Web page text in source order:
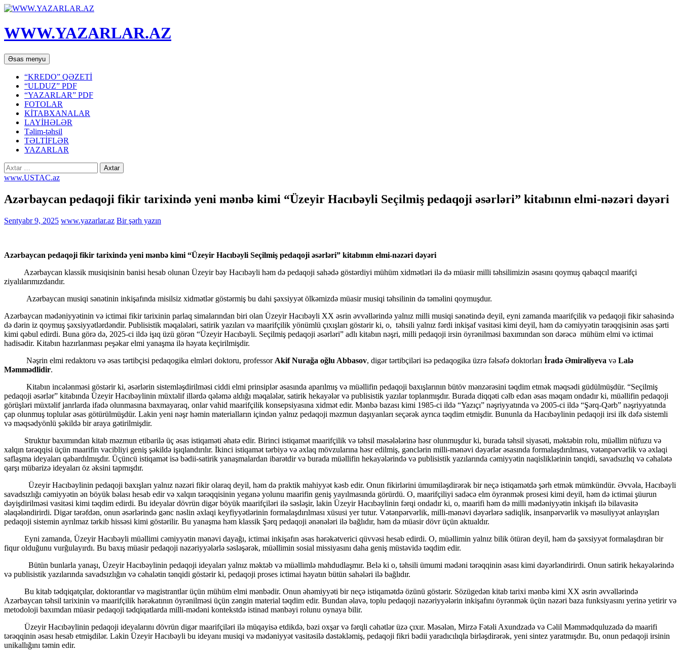
WWW.YAZARLAR.AZ
Axtar
Əsas menyu Mühtəviyyata
keç
“KREDO” QƏZETİ
“ULDUZ” PDF
“YAZARLAR” PDF
FOTOLAR
KİTABXANALAR
LAYİHƏLƏR
Təlim-təhsil
TƏLTİFLƏR
YAZARLAR
Axtarış:
www.USTAC.az
Azərbaycan pedaqoji fikir tarixində yeni mənbə kimi “Üzeyir Hacıbəyli Seçilmiş pedaqoji əsərləri” kitabının elmi-nəzəri dəyəri
Sentyabr 9, 2025 www.yazarlar.az Bir şərh yazın
Azərbaycan pedaqoji fikir tarixində yeni mənbə kimi “Üzeyir Hacıbəyli Seçilmiş pedaqoji əsərləri” kitabının elmi-nəzəri dəyəri
Azərbaycan klassik musiqisinin banisi hesab olunan Üzeyir bəy Hacıbəyli həm də pedaqoji sahədə göstərdiyi mühüm xidmətləri ilə də müasir milli təhsilimizin əsasını qoymuş qabaqcıl maarifçi
ziyalılarımızdandır.
Azərbaycan musiqi sənətinin inkişafında misilsiz xidmətlər göstərmiş bu dahi şəxsiyyət ölkəmizdə müasir musiqi təhsilinin də təməlini qoymuşdur.
Azərbaycan mədəniyyətinin və ictimai fikir tarixinin parlaq simalarından biri olan Üzeyir Hacıbəyli XX əsrin əvvəllərində yalnız milli musiqi sənətində deyil, eyni zamanda maarifçilik və pedaqoji fikir sahəsində
də dərin iz qoymuş şəxsiyyətlərdəndir. Publisistik məqalələri, satirik yazıları və maarifçilik yönümlü çıxışları göstərir ki, o, təhsili yalnız fərdi inkişaf vasitəsi kimi deyil, həm də cəmiyyətin tərəqqisinin əsas şərti
kimi qəbul edirdi. Buna görə də, 2025-ci ildə işıq üzü görən “Üzeyir Hacıbəyli. Seçilmiş pedaqoji əsərləri” adlı kitabın nəşri, milli pedaqoji irsin öyrənilməsi baxımından son dərəcə mühüm elmi və ictimai
hadisədir. Kitabın hazırlanması peşəkar elmi yanaşma ilə həyata keçirilmişdir.
Nəşrin elmi redaktoru və əsas tərtibçisi pedaqogika elmləri doktoru, professor Akif Nurağa oğlu Abbasov, digər tərtibçiləri isə pedaqogika üzrə fəlsəfə doktorları İradə Əmirəliyeva və Lalə
Məmmədlidir.
Kitabın incələnməsi göstərir ki, əsərlərin sistemləşdirilməsi ciddi elmi prinsiplər əsasında aparılmış və müəllifin pedaqoji baxışlarının bütöv mənzərəsini təqdim etmək məqsədi güdülmüşdür. “Seçilmiş
pedaqoji əsərlər” kitabında Üzeyir Hacıbəylinin müxtəlif illərdə qələmə aldığı məqalələr, satirik hekayələr və publisistik yazılar toplanmışdır. Burada diqqəti cəlb edən əsas məqam ondadır ki, müəllifin pedaqoji
görüşləri müxtəlif janrlarda ifadə olunmasına baxmayaraq, onlar vahid maarifçilik konsepsiyasına xidmət edir. Mənbə bazası kimi 1985-ci ildə “Yazıçı” nəşriyyatında və 2005-ci ildə “Şərq-Qərb” nəşriyyatında
çap olunmuş toplular əsas götürülmüşdür. Lakin yeni nəşr həmin materialların içindən yalnız pedaqoji məzmun daşıyanları seçərək ayrıca təqdim etmişdir. Bununla da Hacıbəylinin pedaqoji irsi ilk dəfə sistemli
və məqsədyönlü şəkildə bir araya gətirilmişdir.
Struktur baxımından kitab məzmun etibarilə üç əsas istiqaməti əhatə edir. Birinci istiqamət maarifçilik və təhsil məsələlərinə həsr olunmuşdur ki, burada təhsil siyasəti, məktəbin rolu, müəllim nüfuzu və
xalqın tərəqqisi üçün maarifin vacibliyi geniş şəkildə işıqlandırılır. İkinci istiqamət tərbiyə və əxlaq mövzularına həsr edilmiş, gənclərin milli-mənəvi dəyərlər əsasında formalaşdırılması, vətənpərvərlik və əxlaqi
saflaşma ideyaları qabardılmışdır. Üçüncü istiqamət isə bədii-satirik yanaşmalardan ibarətdir və burada müəllifin hekayələrində və publisistik yazılarında cəmiyyətin naqisliklərinin tənqidi, savadsızlıq və cəhalətə
qarşı mübarizə ideyaları öz əksini tapmışdır.
Üzeyir Hacıbəylinin pedaqoji baxışları yalnız nəzəri fikir olaraq deyil, həm də praktik mahiyyət kəsb edir. Onun fikirlərini ümumiləşdirərək bir neçə istiqamətdə şərh etmək mümkündür. Əvvəla, Hacıbəyli
savadsızlığı cəmiyyətin ən böyük bəlası hesab edir və xalqın tərəqqisinin yeganə yolunu maarifin geniş yayılmasında görürdü. O, maarifçiliyi sadəcə elm öyrənmək prosesi kimi deyil, həm də ictimai şüurun
dəyişdirilməsi vasitəsi kimi təqdim edirdi. Bu ideyalar dövrün digər böyük maarifçiləri ilə səsləşir, lakin Üzeyir Hacıbəylinin fərqi ondadır ki, o, maarifi həm də milli mədəniyyətin inkişafı ilə bilavasitə
əlaqələndirirdi. Digər tərəfdən, onun əsərlərində gənc nəslin əxlaqi keyfiyyətlərinin formalaşdırılması xüsusi yer tutur. Vətənpərvərlik, milli-mənəvi dəyərlərə sadiqlik, insanpərvərlik və məsuliyyət anlayışları
pedaqoji sistemin ayrılmaz tərkib hissəsi kimi göstərilir. Bu yanaşma həm klassik Şərq pedaqoji ənənələri ilə bağlıdır, həm də müasir dövr üçün aktualdır.
Eyni zamanda, Üzeyir Hacıbəyli müəllimi cəmiyyətin mənəvi dayağı, ictimai inkişafın əsas hərəkətverici qüvvəsi hesab edirdi. O, müəllimin yalnız bilik ötürən deyil, həm də şəxsiyyət formalaşdıran bir
fiqur olduğunu vurğulayırdı. Bu baxış müasir pedaqoji nəzəriyyələrlə səsləşərək, müəllimin sosial missiyasını daha geniş müstəvidə təqdim edir.
Bütün bunlarla yanaşı, Üzeyir Hacıbəylinin pedaqoji ideyaları yalnız məktəb və müəllimlə məhdudlaşmır. Belə ki o, təhsili ümumi mədəni tərəqqinin əsası kimi dəyərləndirirdi. Onun satirik hekayələrində
və publisistik yazılarında savadsızlığın və cəhalətin tənqidi göstərir ki, pedaqoji proses ictimai həyatın bütün sahələri ilə bağlıdır.
Bu kitab tədqiqatçılar, doktorantlar və magistrantlar üçün mühüm elmi mənbədir. Onun əhəmiyyəti bir neçə istiqamətdə özünü göstərir. Sözügedən kitab tarixi mənbə kimi XX əsrin əvvəllərində
Azərbaycan təhsil tarixinin və maarifçilik hərəkatının öyrənilməsi üçün zəngin material təqdim edir. Bundan əlavə, toplu pedaqoji nəzəriyyələrin inkişafını öyrənmək üçün nəzəri baza funksiyasını yerinə yetirir və
metodoloji baxımdan müasir pedaqoji tədqiqatlarda milli-mədəni kontekstdə istinad mənbəyi rolunu oynaya bilir.
Üzeyir Hacıbəylinin pedaqoji ideyalarını dövrün digər maarifçiləri ilə müqayisə etdikdə, bəzi oxşar və fərqli cəhətlər üzə çıxır. Məsələn, Mirzə Fətəli Axundzadə və Cəlil Məmmədquluzadə də maarifi
tərəqqinin əsası hesab etmişdilər. Lakin Üzeyir Hacıbəyli bu ideyanı musiqi və mədəniyyət vasitəsilə dəstəkləmiş, pedaqoji fikri bədii yaradıcılıqla birləşdirərək, yeni sintez yaratmışdır. Bu, onun pedaqoji irsinin
unikallığını təmin edir.